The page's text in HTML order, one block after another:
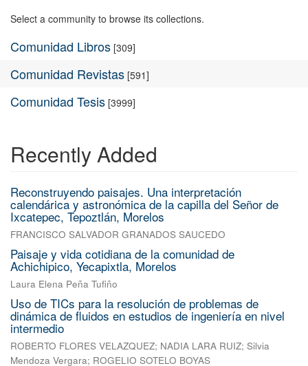
Select a community to browse its collections.
Comunidad Libros [309]
Comunidad Revistas [591]
Comunidad Tesis [3999]
Recently Added
Reconstruyendo paisajes. Una interpretación
calendárica y astronómica de la capilla del Señor de
Ixcatepec, Tepoztlán, Morelos
FRANCISCO SALVADOR GRANADOS SAUCEDO
Paisaje y vida cotidiana de la comunidad de
Achichipico, Yecapixtla, Morelos
Laura Elena Peña Tufiño
Uso de TICs para la resolución de problemas de
dinámica de fluidos en estudios de ingeniería en nivel
intermedio
ROBERTO FLORES VELAZQUEZ; NADIA LARA RUIZ; Silvia
Mendoza Vergara; ROGELIO SOTELO BOYAS